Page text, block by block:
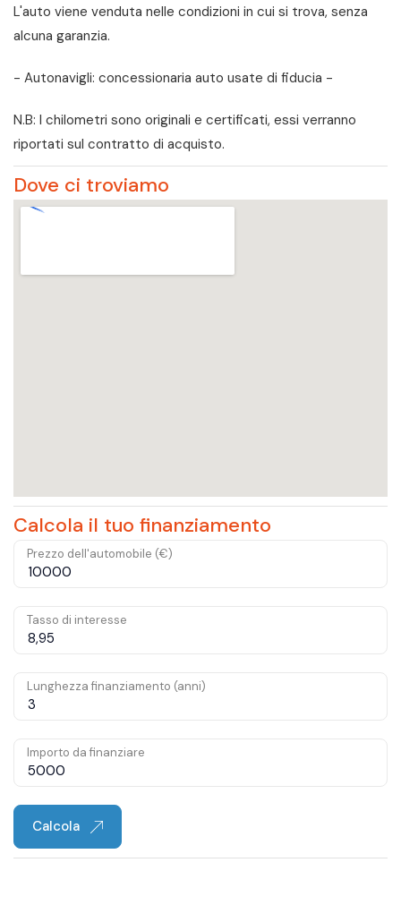
L'auto viene venduta nelle condizioni in cui si trova, senza
alcuna garanzia.
- Autonavigli: concessionaria auto usate di fiducia -
N.B: I chilometri sono originali e certificati, essi verranno
riportati sul contratto di acquisto.
Dove ci troviamo
Calcola il tuo finanziamento
Prezzo dell'automobile (€)
Tasso di interesse
Lunghezza finanziamento (anni)
Importo da finanziare
Calcola